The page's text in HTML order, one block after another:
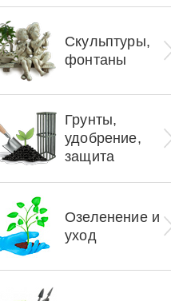
Скульптуры,
фонтаны
Грунты,
удобрение,
защита
Озеленение и
уход